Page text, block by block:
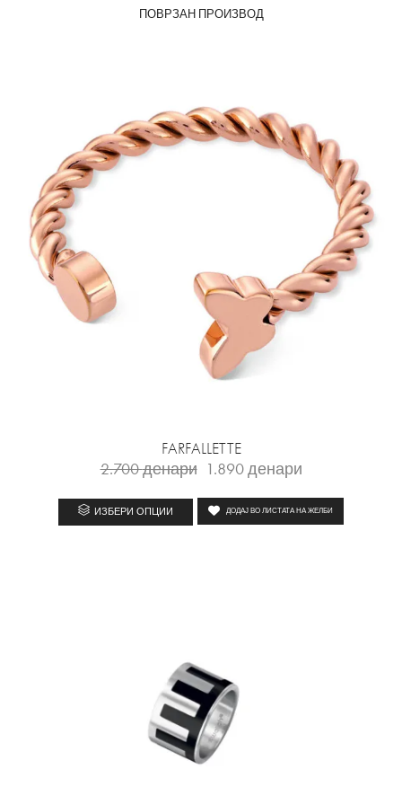
ПОВРЗАН ПРОИЗВОД
FARFALLETTE
2.700денари 1.890денари
ИЗБЕРИ ОПЦИИ ДОДАЈ ВО ЛИСТАТА НА ЖЕЛБИ